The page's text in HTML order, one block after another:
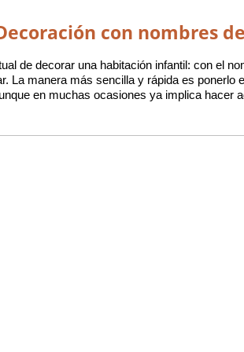
con nombres
de decorar una habitación infantil: con el
La manera más sencilla y rápida es
en muchas ocasiones ya implica hacer